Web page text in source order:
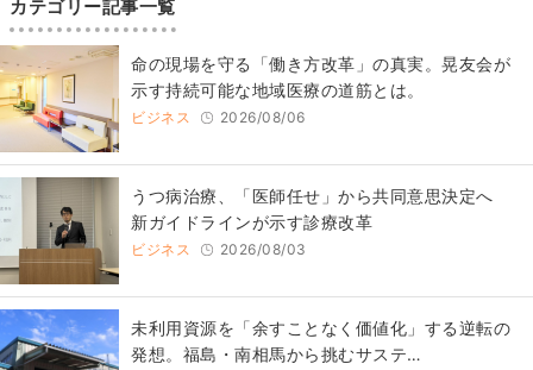
カテゴリー記事一覧
​命の現場を守る「働き方改革」の真実。晃友会が
示す持続可能な地域医療の道筋とは。
ビジネス 2026/08/06
うつ病治療、「医師任せ」から共同意思決定へ
新ガイドラインが示す診療改革
ビジネス 2026/08/03
​​未利用資源を「余すことなく価値化」する逆転の
発想。福島・南相馬から挑むサステ…